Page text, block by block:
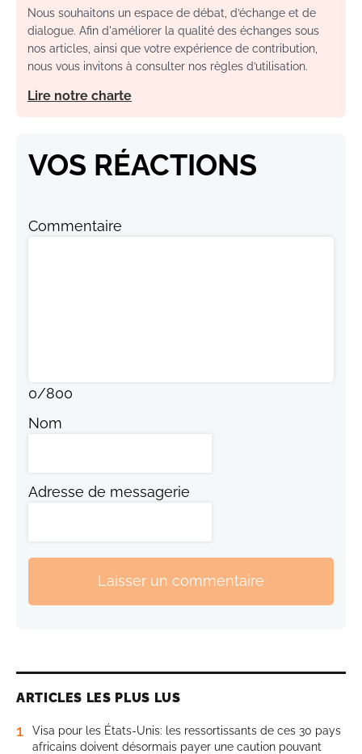
Nous souhaitons un espace de débat, d’échange et de
dialogue. Afin d'améliorer la qualité des échanges sous
nos articles, ainsi que votre expérience de contribution,
nous vous invitons à consulter nos règles d’utilisation.
Lire notre charte
VOS RÉACTIONS
Commentaire
0/800
Nom
Adresse de messagerie
Laisser un commentaire
ARTICLES LES PLUS LUS
1
Visa pour les États-Unis: les ressortissants de ces 30 pays
africains doivent désormais payer une caution pouvant